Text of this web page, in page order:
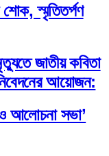
স্মৃতিতর্পণ
জাতীয় কবিতা
নিবেদনের আয়োজন:
আলোচনা সভা’